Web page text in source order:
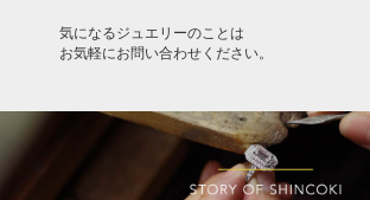
気になるジュエリーのことは
お気軽にお問い合わせください。